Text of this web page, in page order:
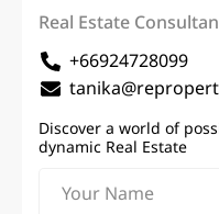
Real Estate
+66924728099
Discover a world of
dynamic Real Estate